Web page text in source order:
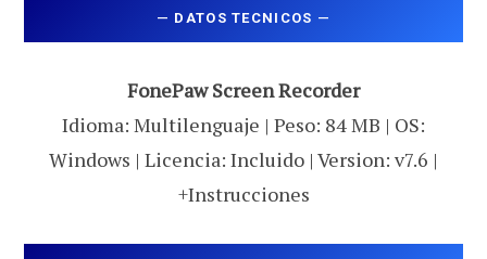
— DATOS TECNICOS —
FonePaw Screen Recorder
Idioma: Multilenguaje | Peso: 84 MB | OS:
Windows | Licencia: Incluido | Version: v7.6 |
+Instrucciones